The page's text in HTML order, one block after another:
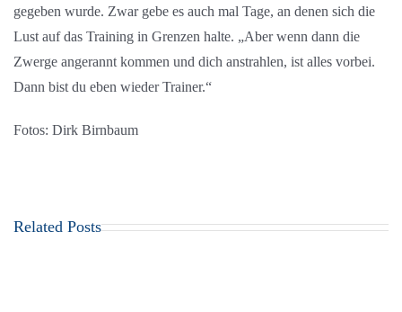
gegeben wurde. Zwar gebe es auch mal Tage, an denen sich die
Lust auf das Training in Grenzen halte. „Aber wenn dann die
Zwerge angerannt kommen und dich anstrahlen, ist alles vorbei.
Dann bist du eben wieder Trainer.“
Fotos: Dirk Birnbaum
Related Posts